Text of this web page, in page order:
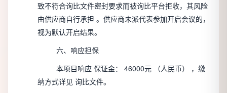
致不符合询比文件密封要求而被询比平台拒收，其风险
由供应商自行承担 。供应商未派代表参加开启会议的，
视为默认开启结果。
六、响应担保
本项目响应保证金：46000元 （人民币） ，缴
纳方式详见 询比文件。